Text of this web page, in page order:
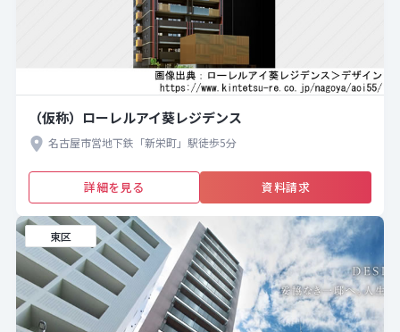
（仮称）ローレルアイ葵レジデンス
名古屋市営地下鉄「新栄町」駅徒歩5分
詳細を見る 資料請求
東区